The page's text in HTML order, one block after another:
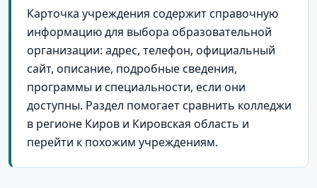
Карточка учреждения содержит справочную
информацию для выбора образовательной
организации: адрес, телефон, официальный
сайт, описание, подробные сведения,
программы и специальности, если они
доступны. Раздел помогает сравнить колледжи
в регионе Киров и Кировская область и
перейти к похожим учреждениям.